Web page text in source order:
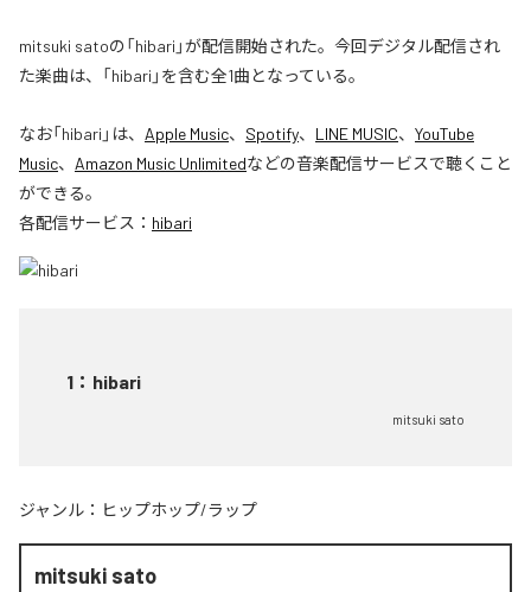
mitsuki satoの「hibari」が配信開始された。今回デジタル配信され
た楽曲は、「hibari」を含む全1曲となっている。
なお「hibari 」は、 Apple Music、 Spotify、 LINE MUSIC、 YouTube
Music、 Amazon Music Unlimitedなどの音楽配信サービスで聴くこと
ができる。
各配信サービス： hibari
1 ： hibari
mitsuki sato
ジャンル： ヒップホップ/ラップ
mitsuki sato